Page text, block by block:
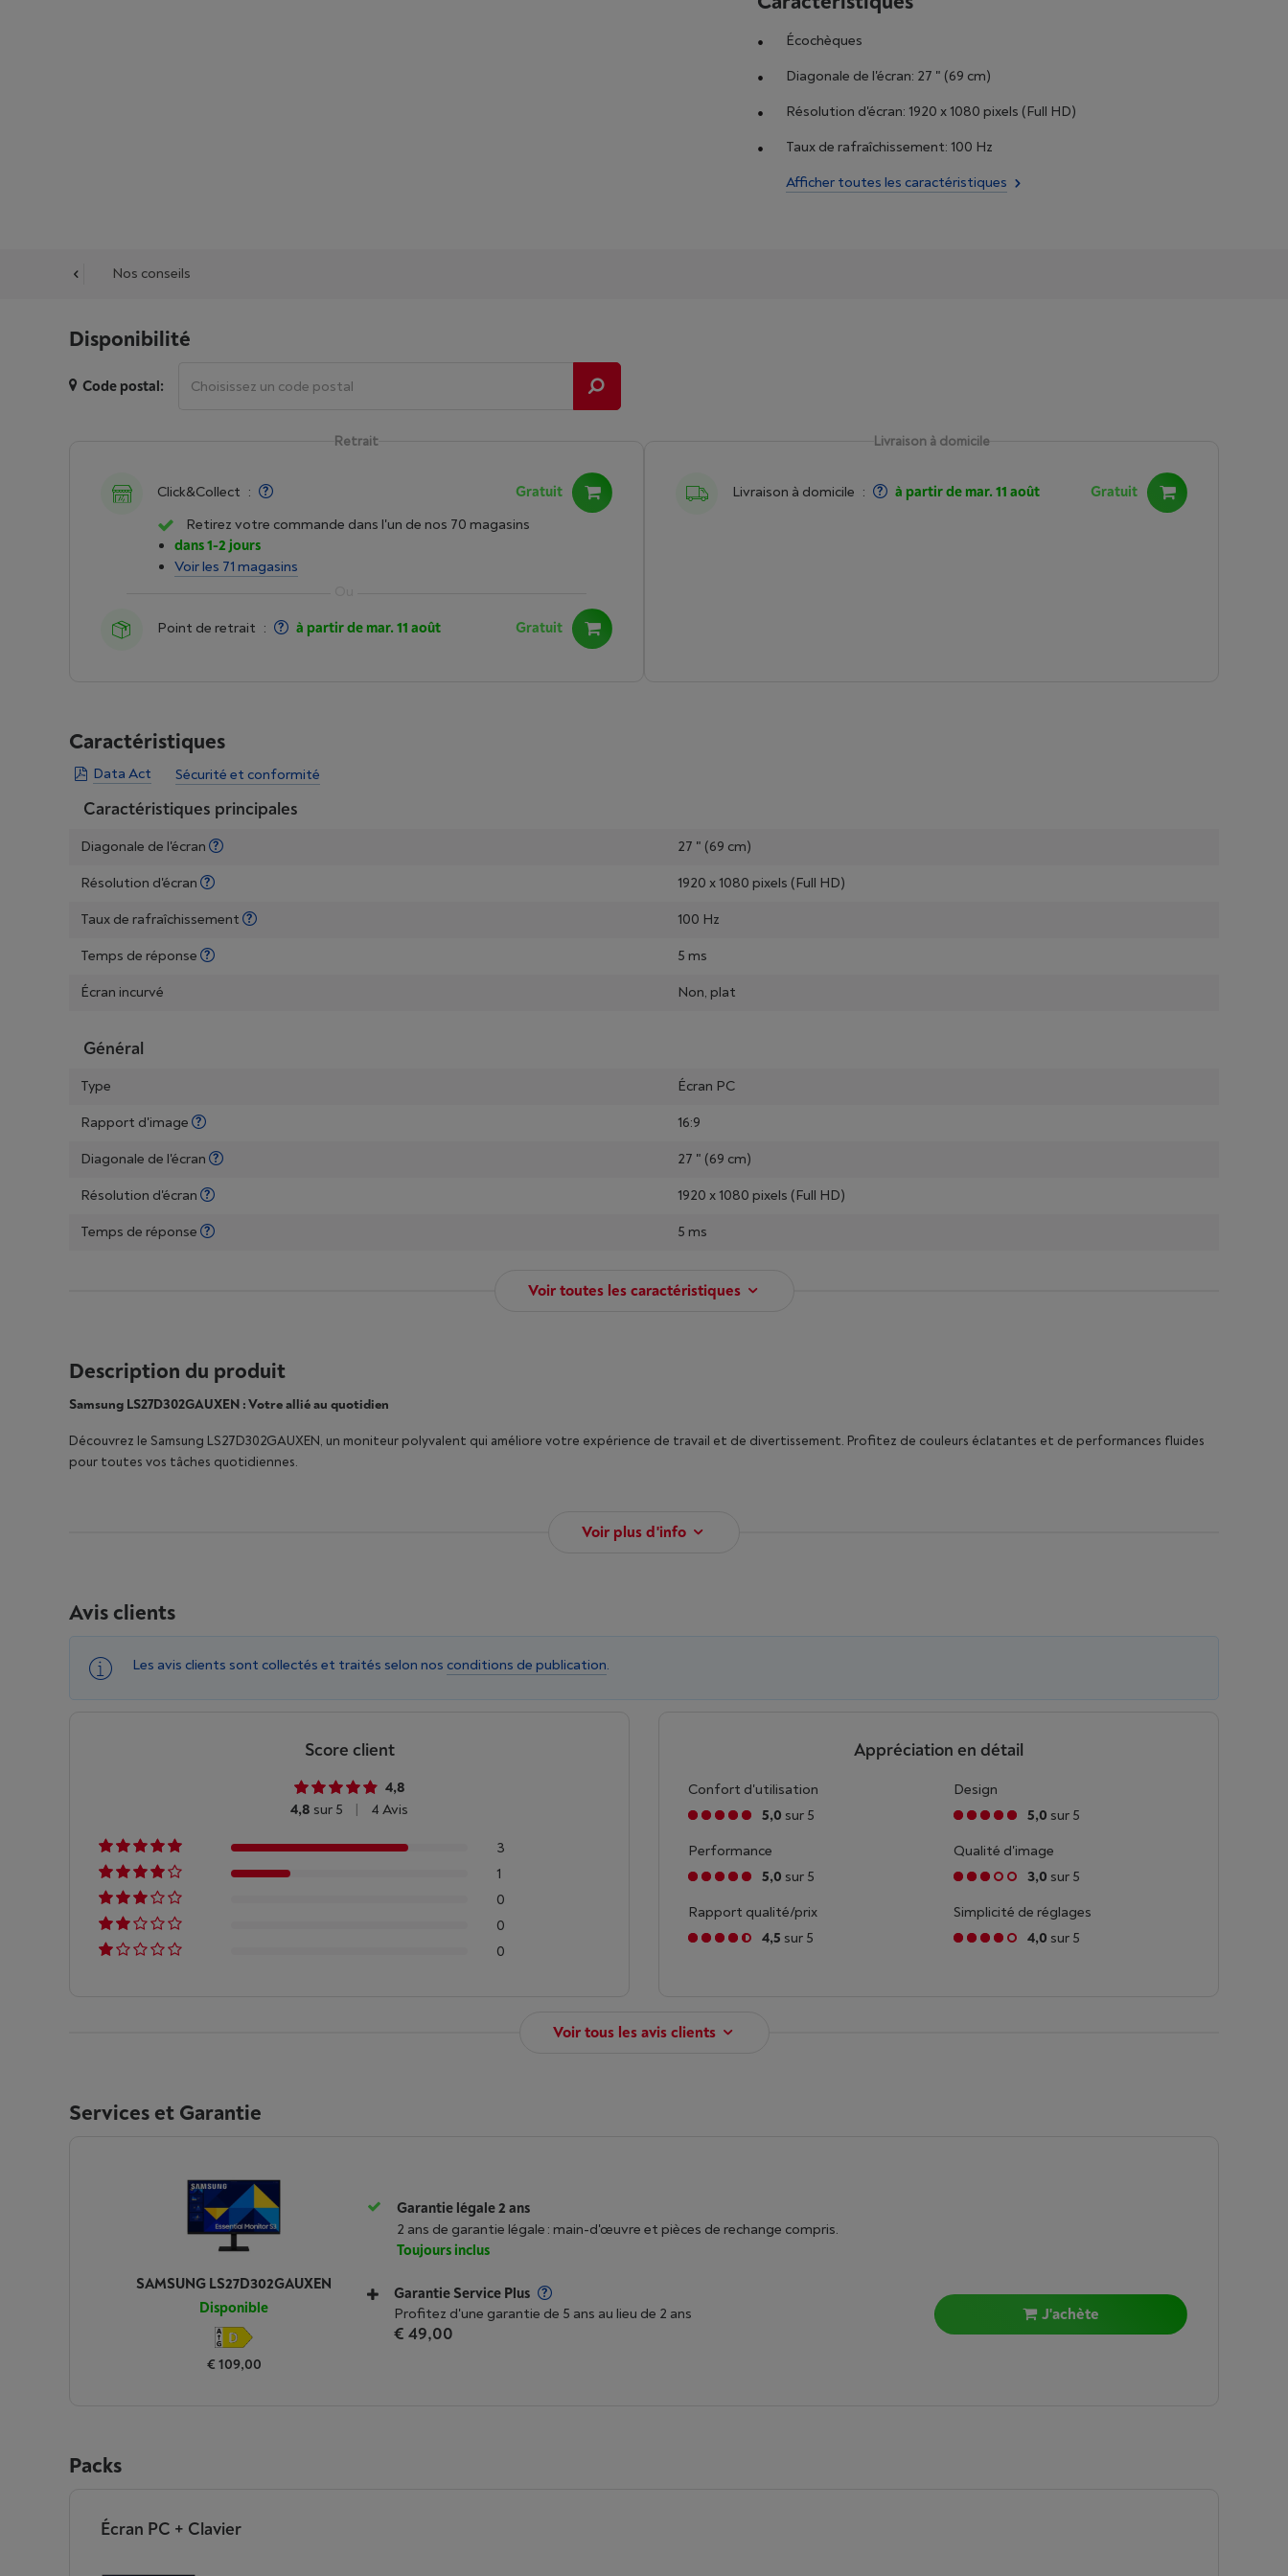
Écochèques
Diagonale de l'écran: 27 " (69 cm)
Résolution d'écran: 1920 x 1080 pixels (Full HD)
Taux de rafraîchissement: 100 Hz
Afficher toutes les caractéristiques
Nos conseils
Disponibilité
Code postal:
Livraison à domicile
Livraison à domicile : à partir de mar. 11 août Gratuit
Retrait
Click&Collect :
Gratuit
Retirez votre commande dans l'un de nos 70 magasins
dans 1-2 jours
Voir les 71 magasins
Point de retrait : à partir de mar. 11 août Gratuit
Caractéristiques
Sécurité et conformité
Data Act
Caractéristiques principales
Diagonale de l'écran
27 " (69 cm)
Résolution d'écran
1920 x 1080 pixels (Full HD)
Taux de rafraîchissement
100 Hz
Temps de réponse
5 ms
Écran incurvé
Non, plat
Général
Type
Écran PC
Rapport d'image
16:9
Diagonale de l'écran
27 " (69 cm)
Résolution d'écran
1920 x 1080 pixels (Full HD)
Temps de réponse
5 ms
Voir toutes les caractéristiques
Description du produit
Samsung LS27D302GAUXEN : Votre allié au quotidien
Découvrez le Samsung LS27D302GAUXEN, un moniteur polyvalent qui améliore votre expérience de travail et de divertissement. Profitez de couleurs éclatantes et de performances fluides
pour toutes vos tâches quotidiennes.
Voir plus d'info
Avis clients
Les avis clients sont collectés et traités selon nos conditions de publication.
Score client
4,8
4,8 sur 5 | 4 Avis
3
1
0
0
0
Appréciation en détail
Confort d'utilisation
5,0 sur 5
Design
5,0 sur 5
Performance
5,0 sur 5
Qualité d'image
3,0 sur 5
Rapport qualité/prix
4,5 sur 5
Simplicité de réglages
4,0 sur 5
Voir tous les avis clients
Services et Garantie
SAMSUNG LS27D302GAUXEN
Disponible
€ 109,00
Garantie légale 2 ans
2 ans de garantie légale : main-d'œuvre et pièces de rechange compris.
Toujours inclus
Garantie Service Plus
Profitez d'une garantie de 5 ans au lieu de 2 ans
€ 49,00
J'achète
Packs
Écran PC + Clavier